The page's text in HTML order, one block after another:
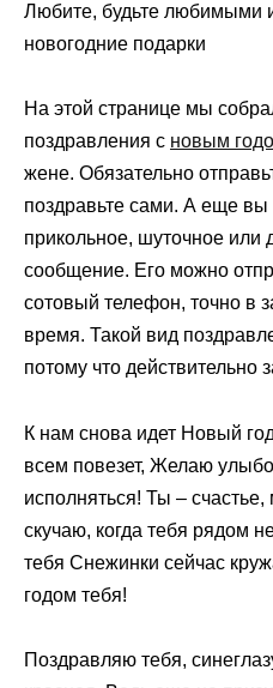
Любите, будьте любимыми
новогодние подарки
На этой странице мы
поздравления с новым
жене. Обязательно
поздравьте сами. А еще
прикольное, шуточное или
сообщение. Его можно
сотовый телефон, точно в
время. Такой вид
потому что действительно
К нам снова идет Новый
всем повезет, Желаю
исполняться! Ты –
скучаю, когда тебя рядом
тебя Снежинки сейчас
годом тебя!
Поздравляю тебя,